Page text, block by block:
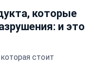
которые
и это
стоит